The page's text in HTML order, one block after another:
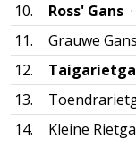
10.
Ross' Gans
11.
Grauwe
12.
13.
14.
Kleine